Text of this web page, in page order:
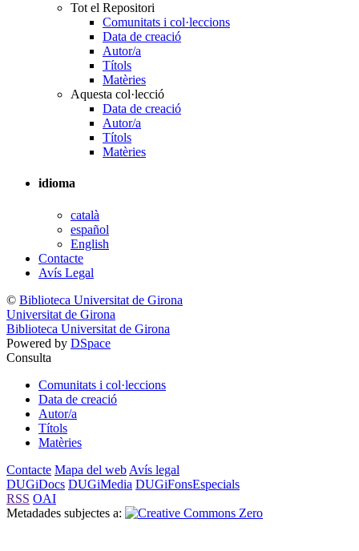
Tot el Repositori
Comunitats i col·leccions
Data de creació
Autor/a
Títols
Matèries
Aquesta col·lecció
Data de creació
Autor/a
Títols
Matèries
idioma
català
español
English
Contacte
Avís Legal
© Biblioteca Universitat de Girona
Universitat de Girona
Biblioteca Universitat de Girona
Powered by DSpace
Consulta
Comunitats i col·leccions
Data de creació
Autor/a
Títols
Matèries
Contacte Mapa del web Avís legal
DUGiDocs DUGiMedia DUGiFonsEspecials
RSS OAI
Metadades subjectes a: